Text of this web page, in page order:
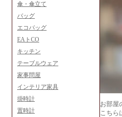
傘・傘立て
バッグ
エコバッグ
EAトCO
キッチン
テーブルウェア
家事問屋
インテリア家具
掛時計
置時計
お部屋
こちら